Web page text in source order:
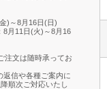
)～8月16日(日)
月11日(火)～8月16
注文は随時承ってお
返信や各種ご案内に
順次ご対応いたし